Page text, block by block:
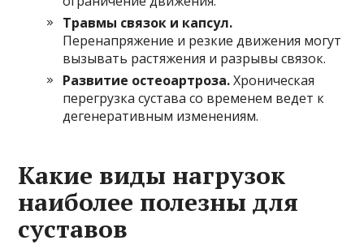
Травмы связок и капсул.
Перенапряжение и резкие движения могут
вызывать растяжения и разрывы связок.
Развитие остеоартроза.Хроническая
перегрузка сустава со временем ведет к
дегенеративным изменениям.
Какие виды нагрузок
наиболее полезны для
суставов